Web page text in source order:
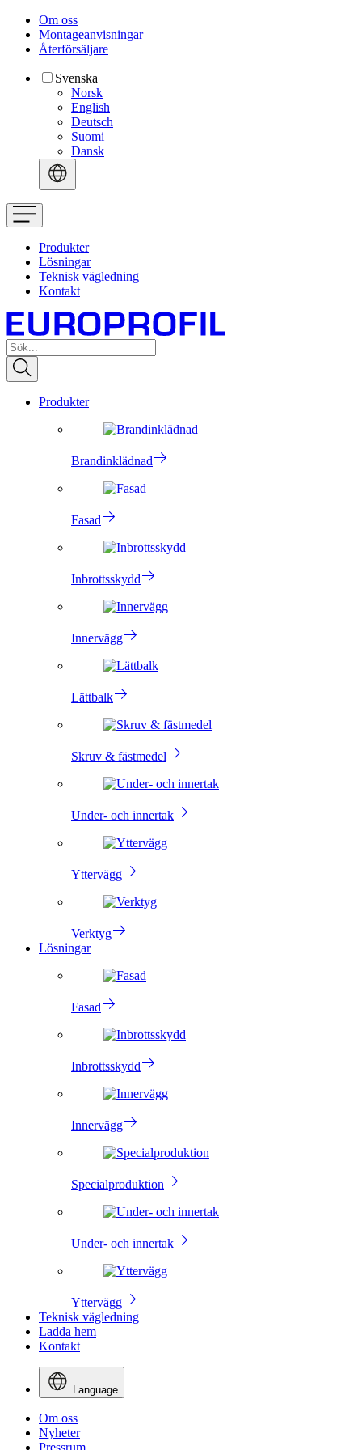
Om oss
Montageanvisningar
Återförsäljare
Svenska
Norsk
English
Deutsch
Suomi
Dansk
Produkter
Lösningar
Teknisk vägledning
Kontakt
Produkter
Brandinklädnad
Fasad
Inbrottsskydd
Innervägg
Lättbalk
Skruv & fästmedel
Under- och innertak
Yttervägg
Verktyg
Lösningar
Fasad
Inbrottsskydd
Innervägg
Specialproduktion
Under- och innertak
Yttervägg
Teknisk vägledning
Ladda hem
Kontakt
Language
Om oss
Nyheter
Pressrum